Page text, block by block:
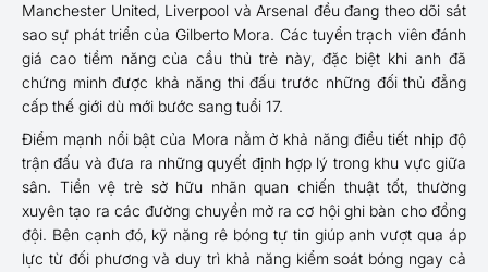
Manchester United, Liverpool và Arsenal đều đang theo dõi sát
sao sự phát triển của Gilberto Mora. Các tuyển trạch viên đánh
giá cao tiềm năng của cầu thủ trẻ này, đặc biệt khi anh đã
chứng minh được khả năng thi đấu trước những đối thủ đẳng
cấp thế giới dù mới bước sang tuổi 17.
Điểm mạnh nổi bật của Mora nằm ở khả năng điều tiết nhịp độ
trận đấu và đưa ra những quyết định hợp lý trong khu vực giữa
sân. Tiền vệ trẻ sở hữu nhãn quan chiến thuật tốt, thường
xuyên tạo ra các đường chuyền mở ra cơ hội ghi bàn cho đồng
đội. Bên cạnh đó, kỹ năng rê bóng tự tin giúp anh vượt qua áp
lực từ đối phương và duy trì khả năng kiểm soát bóng ngay cả